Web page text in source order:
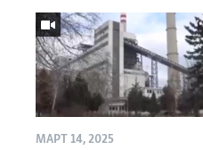
МАРТ 14, 2025